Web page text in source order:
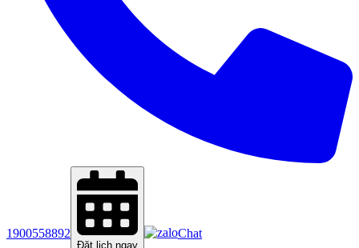
1900558892
Đặt lịch ngay
Chat